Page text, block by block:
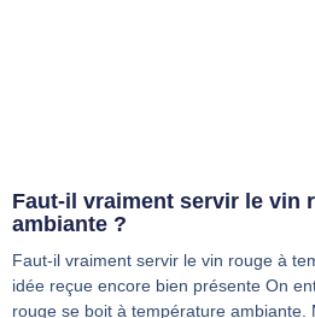
Faut-il vraiment servir le vin
ambiante ?
Faut-il vraiment servir le vin rouge à
idée reçue encore bien présente On
rouge se boit à température ambiante.